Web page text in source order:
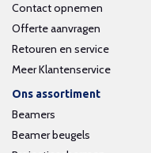
Contact opnemen
Offerte aanvragen
Retouren en service
Meer Klantenservice
Ons assortiment
Beamers
Beamer beugels